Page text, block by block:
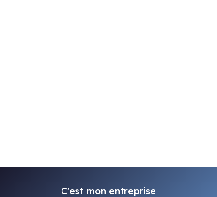
C'est mon entreprise